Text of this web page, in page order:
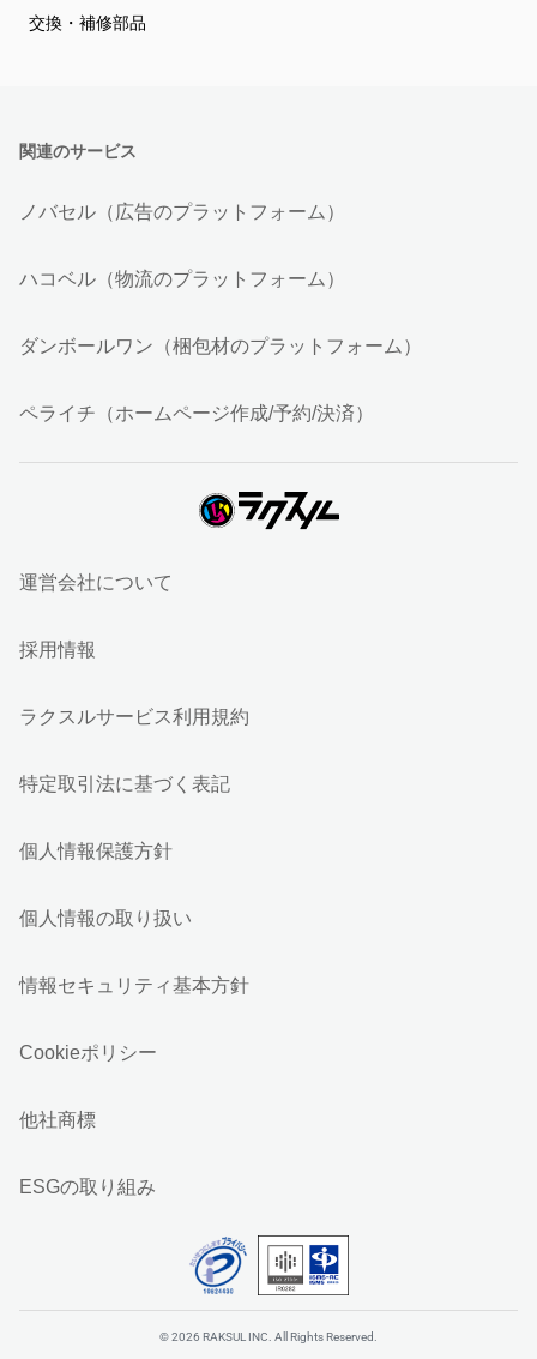
交換・補修部品
関連のサービス
ノバセル（広告のプラットフォーム）
ハコベル（物流のプラットフォーム）
ダンボールワン（梱包材のプラットフォーム）
ペライチ（ホームページ作成/予約/決済）
運営会社について
採用情報
ラクスルサービス利用規約
特定取引法に基づく表記
個人情報保護方針
個人情報の取り扱い
情報セキュリティ基本方針
Cookieポリシー
他社商標
ESGの取り組み
© 2026 RAKSUL INC. All Rights Reserved.